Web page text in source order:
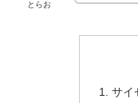
とらお
サイ